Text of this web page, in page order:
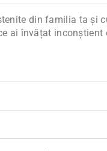
din familia ta și
ai învățat inconștient